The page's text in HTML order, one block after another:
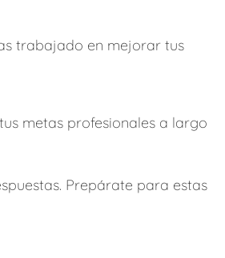
trabajado en mejorar tus
metas profesionales a largo
Prepárate para estas